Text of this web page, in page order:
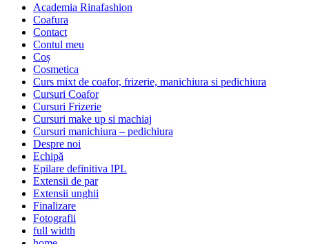
Academia Rinafashion
Coafura
Contact
Contul meu
Coș
Cosmetica
Curs mixt de coafor, frizerie, manichiura si pedichiura
Cursuri Coafor
Cursuri Frizerie
Cursuri make up si machiaj
Cursuri manichiura – pedichiura
Despre noi
Echipă
Epilare definitiva IPL
Extensii de par
Extensii unghii
Finalizare
Fotografii
full width